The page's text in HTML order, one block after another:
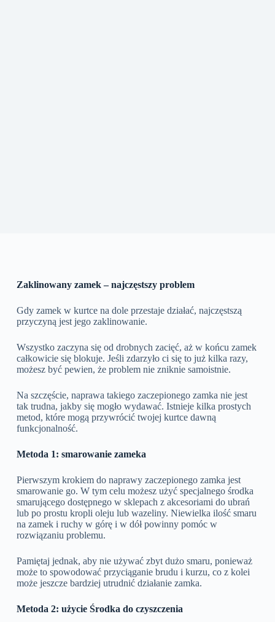
Zaklinowany zamek – najczęstszy problem
Gdy zamek w kurtce na dole przestaje działać, najczęstszą
przyczyną jest jego zaklinowanie.
Wszystko zaczyna się od drobnych zacięć, aż w końcu zamek
całkowicie się blokuje. Jeśli zdarzyło ci się to już kilka razy,
możesz być pewien, że problem nie zniknie samoistnie.
Na szczęście, naprawa takiego zaczepionego zamka nie jest
tak trudna, jakby się mogło wydawać. Istnieje kilka prostych
metod, które mogą przywrócić twojej kurtce dawną
funkcjonalność.
Metoda 1: smarowanie zameka
Pierwszym krokiem do naprawy zaczepionego zamka jest
smarowanie go. W tym celu możesz użyć specjalnego środka
smarującego dostępnego w sklepach z akcesoriami do ubrań
lub po prostu kropli oleju lub wazeliny. Niewielka ilość smaru
na zamek i ruchy w górę i w dół powinny pomóc w
rozwiązaniu problemu.
Pamiętaj jednak, aby nie używać zbyt dużo smaru, ponieważ
może to spowodować przyciąganie brudu i kurzu, co z kolei
może jeszcze bardziej utrudnić działanie zamka.
Metoda 2: użycie Środka do czyszczenia